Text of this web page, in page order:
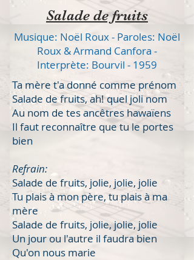
Salade de fruits
Musique: Noël Roux - Paroles: Noël
Roux & Armand Canfora -
Interprète: Bourvil - 1959
Ta mère t'a donné comme prénom
Salade de fruits, ah! quel joli nom
Au nom de tes ancêtres hawaïens
Il faut reconnaître que tu le portes
bien
Refrain:
Salade de fruits, jolie, jolie, jolie
Tu plais à mon père, tu plais à ma
mère
Salade de fruits, jolie, jolie, jolie
Un jour ou l'autre il faudra bien
Qu'on nous marie